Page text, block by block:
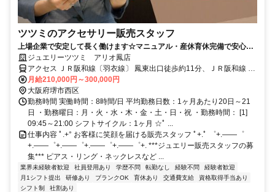
ツツミのアクセサリー販売スタッフ
上場企業で安定して長く働けます☆マニュアル・産休育休完備で安心☆
年休119日☆残業月5h◎
ジュエリーツツミ アリオ鳳店
アクセス ＪＲ阪和線〔羽衣線〕 鳳東出口徒歩約11分、ＪＲ阪和線 鳳
東出口徒歩約11分
月給210,000円～300,000円
大阪府堺市西区
勤務時間 実働時間：8時間/日 平均勤務日数：1ヶ月あたり20日～21
日 ・勤務曜日：月・火・水・木・金・土・日・祝 ・勤務時間： [1]
09:45～21:00 シフトサイクル：1ヶ月 ☆ﾟ ...
仕事内容 ﾟ.+° お客様に笑顔を届ける販売スタッフ ﾟ+.ﾟ ゜+.――゜
+.――゜+.――゜+.――゜+.――゜+. ***ジュエリー販売スタッフの募
集*** ピアス・リング・ネックレスなど ...
業界未経験者歓迎 社員登用あり 学歴不問 転勤なし 経験不問
経験者歓迎
月1シフト提出
研修あり ブランクOK 育休あり 交通費支給
資格取得手当あり
シフト制
社割あり